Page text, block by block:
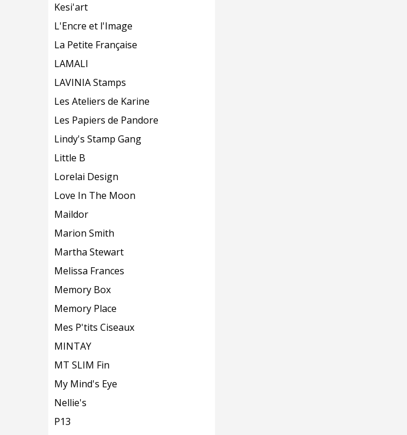
Kesi'art
L'Encre et l'Image
La Petite Française
LAMALI
LAVINIA Stamps
Les Ateliers de Karine
Les Papiers de Pandore
Lindy's Stamp Gang
Little B
Lorelai Design
Love In The Moon
Maildor
Marion Smith
Martha Stewart
Melissa Frances
Memory Box
Memory Place
Mes P'tits Ciseaux
MINTAY
MT SLIM Fin
My Mind's Eye
Nellie's
P13